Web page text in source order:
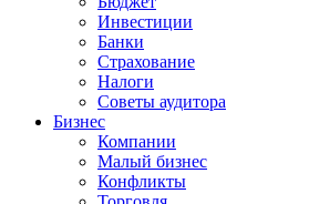
Инвестиции
Банки
Страхование
Налоги
Советы аудитора
Бизнес
Компании
Малый бизнес
Конфликты